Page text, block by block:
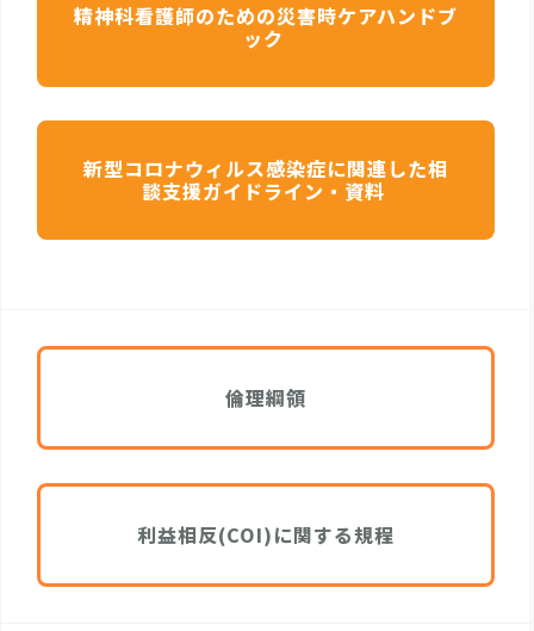
精神科看護師のための災害時ケアハンドブ
ック
新型コロナウィルス感染症に関連した相
談支援ガイドライン・資料
倫理綱領
利益相反(COI)に関する規程